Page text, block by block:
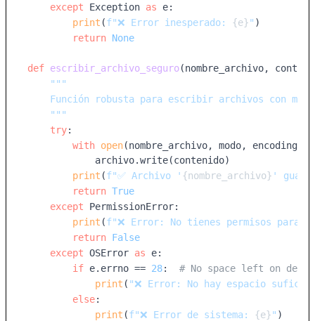
except Exception as e:
print (f"❌ Error inesperado: {e}" )
return None
def escribir_archivo_seguro(nombre_archivo,
"""
Función robusta para escribir archivos con
    """
try:
with open(nombre_archivo, modo,
            archivo.write(contenido)
print (f"✅ Archivo ' {nombre_archivo} '
return True
except PermissionError:
print (f"❌ Error: No tienes permisos para
return False
except OSError as e:
if e.errno == 28: # No space left on
print ( "❌ Error: No hay espacio
else:
print (f"❌ Error de sistema: {e}" )